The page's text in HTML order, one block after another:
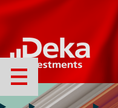
Menü öffnen